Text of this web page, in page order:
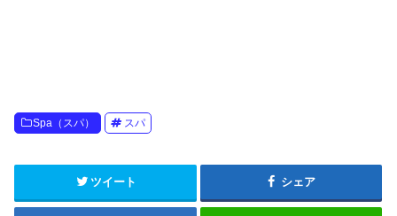
Spa（スパ） スパ
ツイート シェア